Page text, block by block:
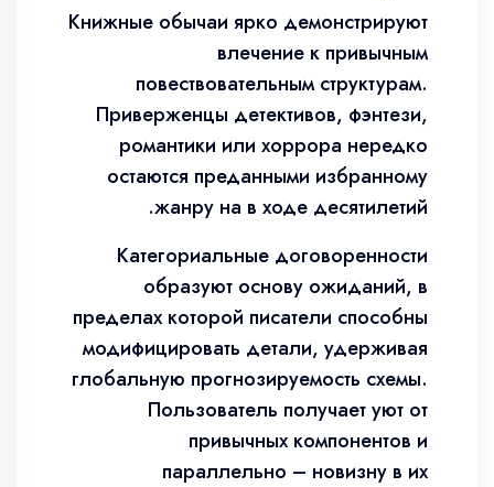
Книжные обычаи ярко демонстрируют
влечение к привычным
повествовательным структурам.
Приверженцы детективов, фэнтези,
романтики или хоррора нередко
остаются преданными избранному
жанру на в ходе десятилетий.
Категориальные договоренности
образуют основу ожиданий, в
пределах которой писатели способны
модифицировать детали, удерживая
глобальную прогнозируемость схемы.
Пользователь получает уют от
привычных компонентов и
параллельно – новизну в их